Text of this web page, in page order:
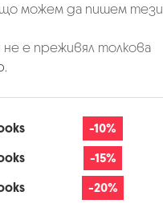
можем да пишем тези
е преживял толкова
-10%
-15%
-20%